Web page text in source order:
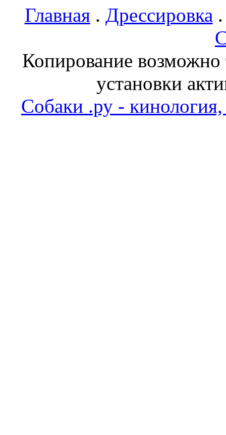
Главная. Дрессировка
Копирование возможно
установки
Собаки .ру - кинология,